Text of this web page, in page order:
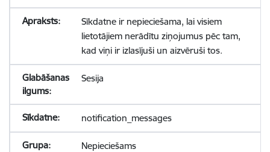
Sīkdatne ir nepieciešama, lai visiem
lietotājiem nerādītu ziņojumus pēc tam,
kad viņi ir izlasījuši un aizvēruši tos.
Sesija
notification_messages
Nepieciešams